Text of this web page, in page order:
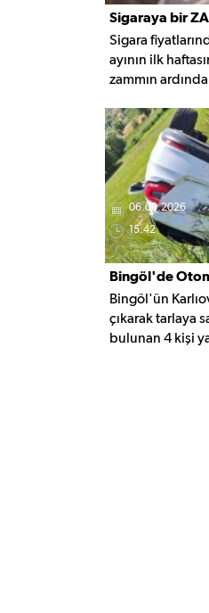
Sigaraya bir
Sigara
ayının ilk
zammın
gruptaki en
sigara ise 140
06.08.2026
15:42
Bingöl'de
Bingöl'ün
çıkarak tarlaya
bulunan 4 kişi